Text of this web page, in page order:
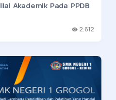
Akademik Pada PPDB
2.612